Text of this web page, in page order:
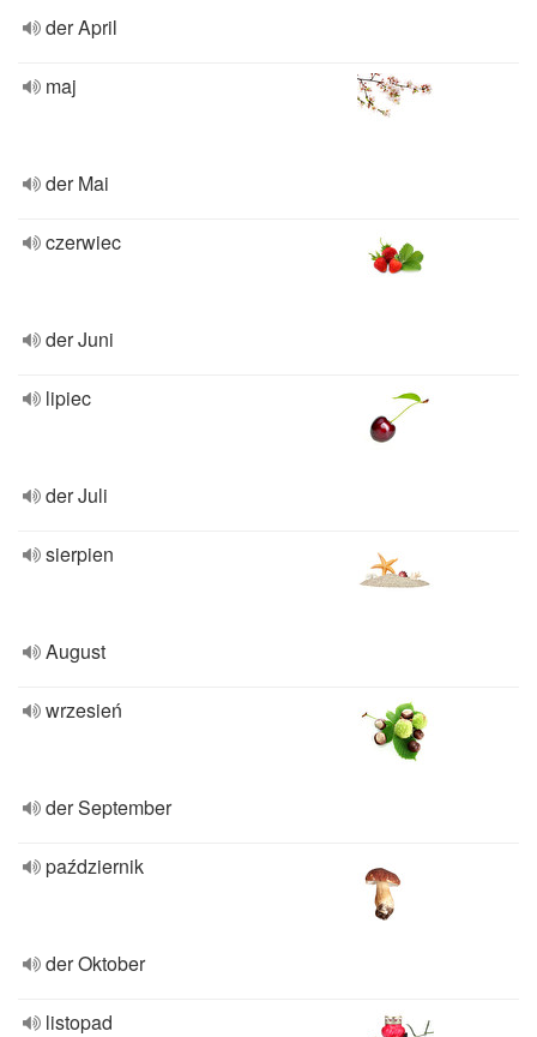
der April
maj
der Mai
czerwiec
der Juni
lipiec
der Juli
sierpien
August
wrzesień
der September
październik
der Oktober
listopad